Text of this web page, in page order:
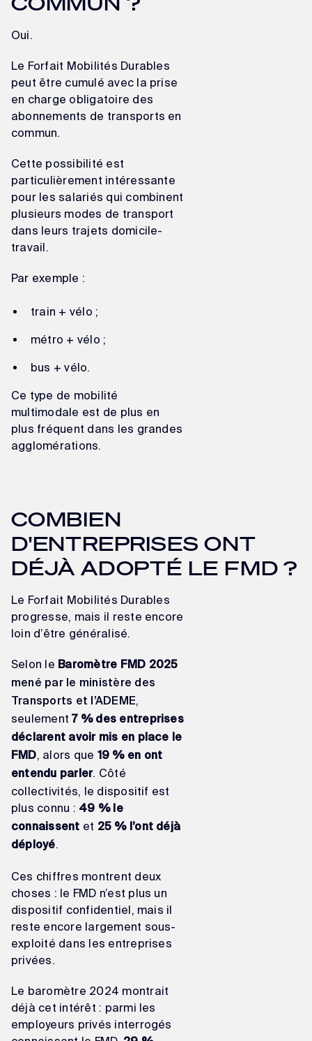
Oui.
Le Forfait Mobilités Durables
peut être cumulé avec la prise
en charge obligatoire des
abonnements de transports en
commun.
Cette possibilité est
particulièrement intéressante
pour les salariés qui combinent
plusieurs modes de transport
dans leurs trajets domicile-
travail.
Par exemple :
train + vélo ;
métro + vélo ;
bus + vélo.
Ce type de mobilité
multimodale est de plus en
plus fréquent dans les grandes
agglomérations.
COMBIEN
D'ENTREPRISES ONT
DÉJÀ ADOPTÉ LE FMD ?
Le Forfait Mobilités Durables
progresse, mais il reste encore
loin d’être généralisé.
Selon le Baromètre FMD 2025
mené par le ministère des
Transports et l’ADEME
seulement7 % des entreprises
déclarent avoir mis en place le
FMD
, alors que 19 % en ont
entendu parler. Côté
collectivités, le dispositif est
plus connu : 49 % le
connaissent et 25 % l’ont déjà
déployé
Ces chiffres montrent deux
choses : le FMD n’est plus un
dispositif confidentiel, mais il
reste encore largement sous-
exploité dans les entreprises
privées.
Le baromètre 2024 montrait
déjà cet intérêt : parmi les
employeurs privés interrogés